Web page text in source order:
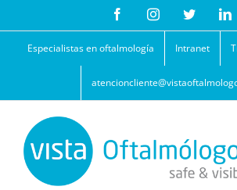
contenido
FacebookInstagramTwitter
Especialistas en oftalmología Intranet